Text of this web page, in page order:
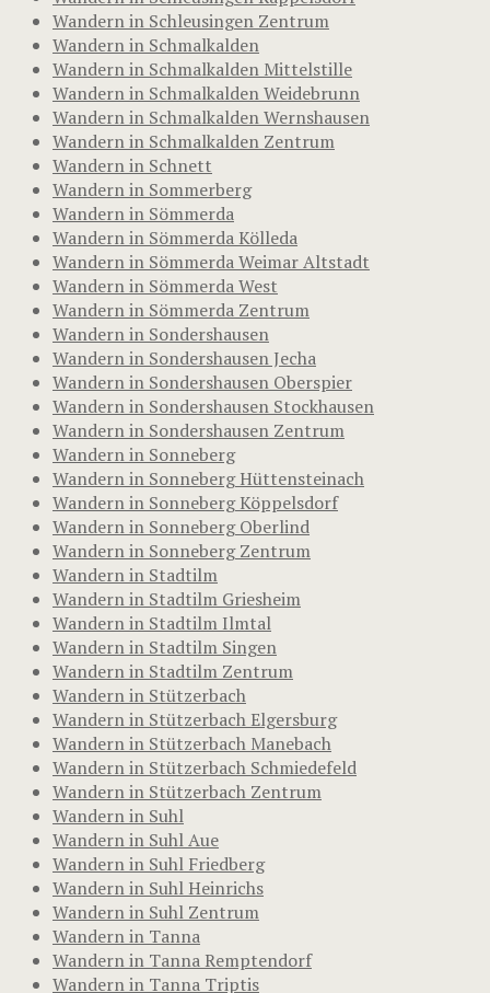
Wandern in Schleusingen Zentrum
Wandern in Schmalkalden
Wandern in Schmalkalden Mittelstille
Wandern in Schmalkalden Weidebrunn
Wandern in Schmalkalden Wernshausen
Wandern in Schmalkalden Zentrum
Wandern in Schnett
Wandern in Sommerberg
Wandern in Sömmerda
Wandern in Sömmerda Kölleda
Wandern in Sömmerda Weimar Altstadt
Wandern in Sömmerda West
Wandern in Sömmerda Zentrum
Wandern in Sondershausen
Wandern in Sondershausen Jecha
Wandern in Sondershausen Oberspier
Wandern in Sondershausen Stockhausen
Wandern in Sondershausen Zentrum
Wandern in Sonneberg
Wandern in Sonneberg Hüttensteinach
Wandern in Sonneberg Köppelsdorf
Wandern in Sonneberg Oberlind
Wandern in Sonneberg Zentrum
Wandern in Stadtilm
Wandern in Stadtilm Griesheim
Wandern in Stadtilm Ilmtal
Wandern in Stadtilm Singen
Wandern in Stadtilm Zentrum
Wandern in Stützerbach
Wandern in Stützerbach Elgersburg
Wandern in Stützerbach Manebach
Wandern in Stützerbach Schmiedefeld
Wandern in Stützerbach Zentrum
Wandern in Suhl
Wandern in Suhl Aue
Wandern in Suhl Friedberg
Wandern in Suhl Heinrichs
Wandern in Suhl Zentrum
Wandern in Tanna
Wandern in Tanna Remptendorf
Wandern in Tanna Triptis